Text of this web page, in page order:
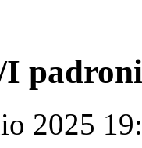
I
2025